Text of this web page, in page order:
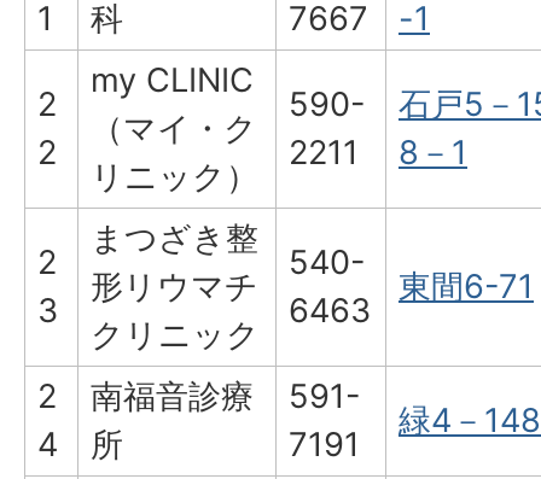
1 科 7667 -1
2
2
my CLINIC
（マイ・ク
リニック）
590-
2211
石戸5－
8－1
2
3
まつざき整
形リウマチ
クリニック
540-
6463
東間6-71
2
4
南福音診療
所
591-
7191
緑4－148